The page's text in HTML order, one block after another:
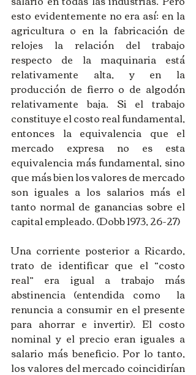
esto evidentemente no era así: en la
agricultura o en la fabricación de
relojes la relación del trabajo
respecto de la maquinaria está
relativamente alta, y en la
producción de fierro o de algodón
relativamente baja. Si el trabajo
constituye el costo real fundamental,
entonces la equivalencia que el
mercado expresa no es esta
equivalencia más fundamental, sino
que más bien los valores de mercado
son iguales a los salarios más el
tanto normal de ganancias sobre el
capital empleado. (Dobb 1973, 26-27)
Una corriente posterior a Ricardo,
trato de identificar que el “costo
real” era igual a trabajo más
abstinencia (entendida como  la
renuncia a consumir en el presente
para ahorrar e invertir). El costo
nominal y el precio eran iguales a
salario más beneficio. Por lo tanto,
los valores del mercado coincidirían